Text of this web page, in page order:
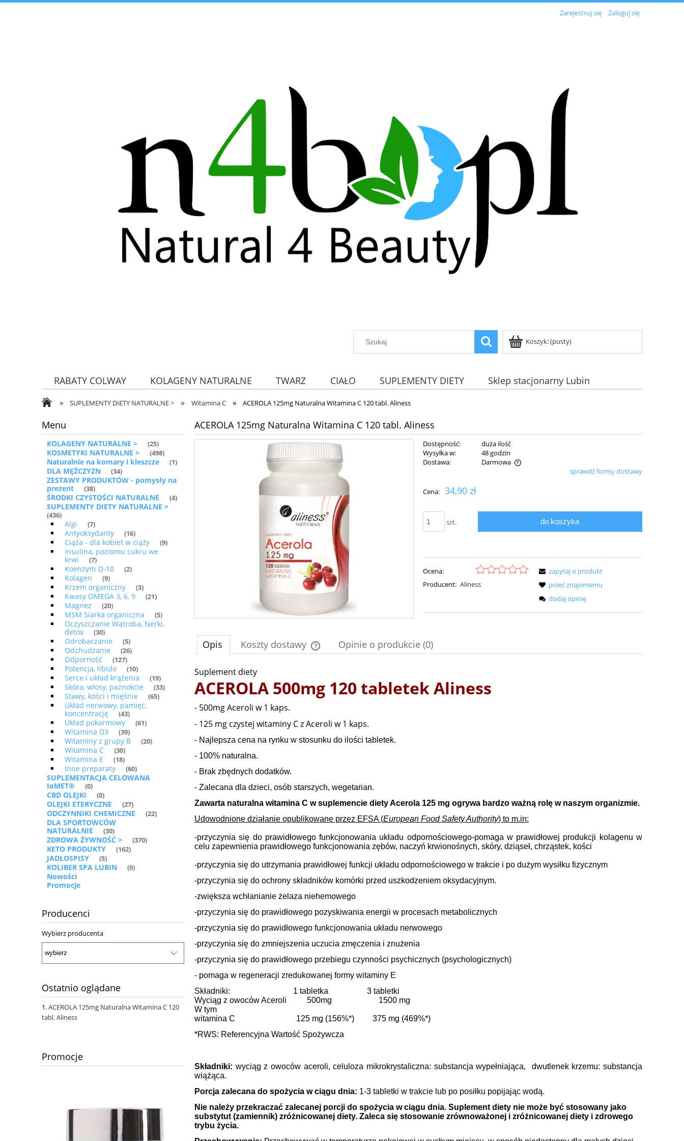
Zarejestruj się Zaloguj się
Koszyk:(pusty)
RABATY COLWAY KOLAGENY NATURALNE TWARZ CIAŁO SUPLEMENTY DIETY
Sklep stacjonarny Lubin
ZDROWA ŻYWNOŚĆ
» SUPLEMENTY DIETY NATURALNE > » Witamina C » ACEROLA 125mg Naturalna Witamina C 120 tabl. Aliness
Menu
KOLAGENY NATURALNE > (25)
KOSMETYKI NATURALNE > (498)
Naturalnie na komary i kleszcze (1)
DLA MĘŻCZYZN (34)
ZESTAWY PRODUKTÓW - pomysły na
prezent
(38)
ŚRODKI CZYSTOŚCI NATURALNE (4)
SUPLEMENTY DIETY NATURALNE >
(436)
Algi (7)
Antyoksydanty (16)
Ciąża - dla kobiet w ciąży (9)
Insulina, poziomu cukru we
krwi
(7)
Koenzym Q-10 (2)
Kolagen (9)
Krzem organiczny (3)
Kwasy OMEGA 3, 6, 9 (21)
Magnez (20)
MSM Siarka organiczna (5)
Oczyszczanie Wątroba, Nerki,
detox
(30)
Odrobaczanie (5)
Odchudzanie (26)
Odporność (127)
Potencja, libido (10)
Serce i układ krążenia (19)
Skóra, włosy, paznokcie (33)
Stawy, kości i mięśnie (65)
Układ nerwowy, pamięć,
koncentrację
(43)
Układ pokarmowy (61)
Witamina D3 (39)
Witaminy z grupy B (20)
Witamina C (30)
Witamina E (18)
Inne preparaty (60)
SUPLEMENTACJA CELOWANA
IoMET®
(0)
CBD OLEJKI (0)
OLEJKI ETERYCZNE (27)
ODCZYNNIKI CHEMICZNE (22)
DLA SPORTOWCÓW
NATURALNIE
(30)
ZDROWA ŻYWNOŚĆ > (370)
KETO PRODUKTY (162)
JADŁOSPISY (5)
KOLIBER SPA LUBIN (0)
Nowości
Promocje
Producenci
Wybierz producenta
Ostatnio oglądane
ACEROLA 125mg Naturalna Witamina C 120
tabl. Aliness
Promocje
ACEROLA 125mg Naturalna Witamina C 120 tabl. Aliness
Dostępność:
duża ilość
Wysyłka w:
48 godzin
Dostawa:
Darmowa
sprawdź formy dostawy
Cena: 34,90 zł
szt. do koszyka
Ocena:
Producent: Aliness
zapytaj o produkt
poleć znajomemu
dodaj opinię
Opis Koszty dostawy
płatności
Opinie o produkcie (0)
Suplement diety
ACEROLA 500mg 120 tabletek Aliness
- 500mg Aceroli w 1 kaps.
- 125 mg czystej witaminy C z Aceroli w 1 kaps.
- Najlepsza cena na rynku w stosunku do ilości tabletek.
- 100% naturalna.
- Brak zbędnych dodatków.
- Zalecana dla dzieci, osób starszych, wegetarian.
Zawarta naturalna witamina C w suplemencie diety Acerola 125 mg ogrywa bardzo ważną rolę w naszym organizmie.
Udowodnione działanie opublikowane przez EFSA (European Food Safety Authority) to m.in:
-przyczynia się do prawidłowego funkcjonowania układu odpornościowego-pomaga w prawidłowej produkcji kolagenu w
celu zapewnienia prawidłowego funkcjonowania zębów, naczyń krwionośnych, skóry, dziąseł, chrząstek, kości
-przyczynia się do utrzymania prawidłowej funkcji układu odpornościowego w trakcie i po dużym wysiłku fizycznym
-przyczynia się do ochrony składników komórki przed uszkodzeniem oksydacyjnym.
-zwiększa wchłanianie żelaza niehemowego
-przyczynia się do prawidłowego pozyskiwania energii w procesach metabolicznych
-przyczynia się do prawidłowego funkcjonowania układu nerwowego
-przyczynia się do zmniejszenia uczucia zmęczenia i znużenia
-przyczynia się do prawidłowego przebiegu czynności psychicznych (psychologicznych)
- pomaga w regeneracji zredukowanej formy witaminy E
Składniki: 1 tabletka 3 tabletki
Wyciąg z owoców Aceroli 500mg 1500 mg
W tym
witamina C 125 mg (156%*) 375 mg (469%*)
*RWS: Referencyjna Wartość Spożywcza
Składniki: wyciąg z owoców aceroli, celuloza mikrokrystaliczna: substancja wypełniająca, dwutlenek krzemu: substancja
wiążąca.
Porcja zalecana do spożycia w ciągu dnia: 1-3 tabletki w trakcie lub po posiłku popijając wodą.
Nie należy przekraczać zalecanej porcji do spożycia w ciągu dnia. Suplement diety nie może być stosowany jako
substytut (zamiennik) zróżnicowanej diety. Zaleca się stosowanie zrównoważonej i zróżnicowanej diety i zdrowego
trybu życia.